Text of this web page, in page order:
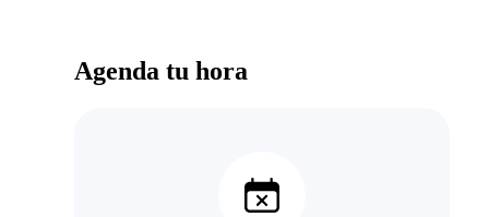
Agenda tu hora